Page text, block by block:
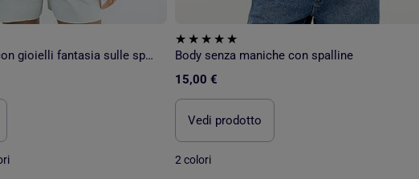
Body tinta unita con gioielli fantasia sulle spalline
Body senza maniche con spalline
15,00 €
Vedi prodotto
2 colori